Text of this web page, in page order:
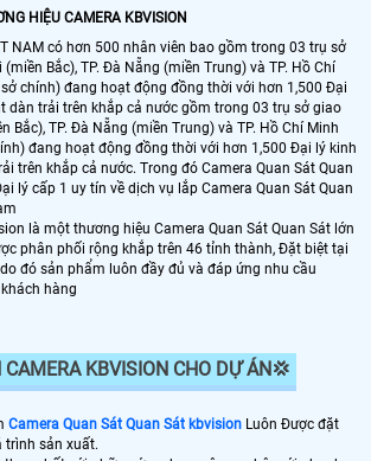
HIỆU CAMERA KBVISION
NAM có hơn 500 nhân viên bao gồm trong 03 trụ sở
Bắc), TP. Đà Nẵng (miền Trung) và TP. Hồ Chí
chính) đang hoạt động đồng thời với hơn 1,500 Đại
dàn trải trên khắp cả nước gồm trong 03 trụ sở giao
Bắc), TP. Đà Nẵng (miền Trung) và TP. Hồ Chí Minh
đang hoạt động đồng thời với hơn 1,500 Đại lý kinh
trên khắp cả nước. Trong đó Camera Quan Sát Quan
lý cấp 1 uy tín về dịch vụ lắp Camera Quan Sát Quan
là một thương hiệu Camera Quan Sát Quan Sát lớn
phân phối rộng khắp trên 46 tỉnh thành, Đặt biệt tại
đó sản phẩm luôn đầy đủ và đáp ứng nhu cầu
hàng
KBVISION CHO DỰ ÁN️💢
Camera Quan Sát Quan Sát kbvision Luôn Được đặt
trình sản xuất.